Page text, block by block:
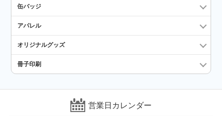
缶バッジ
アパレル
オリジナルグッズ
冊子印刷
営業日カレンダー